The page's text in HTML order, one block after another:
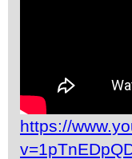
https://